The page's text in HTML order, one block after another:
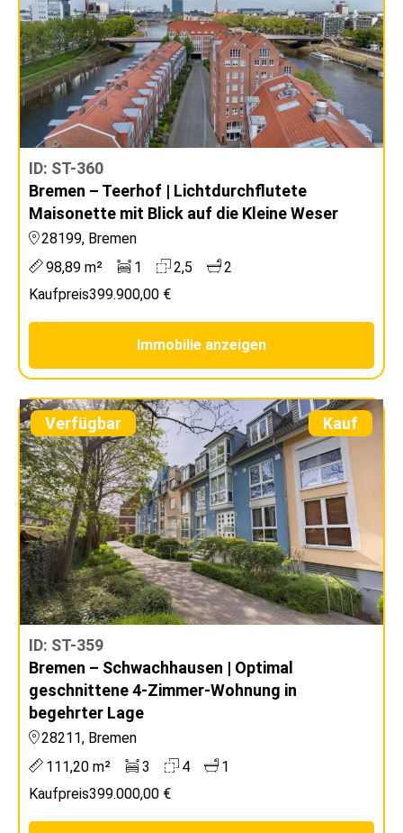
ID: ST-360
Bremen – Teerhof | Lichtdurchflutete
Maisonette mit Blick auf die Kleine Weser
28199, Bremen
98,89 m²
1 2,5
2
Kaufpreis399.900,00 €
Immobilie anzeigen
Verfügbar Kauf
ID: ST-359
Bremen – Schwachhausen | Optimal
geschnittene 4-Zimmer-Wohnung in
begehrter Lage
28211, Bremen
111,20 m²
3 4
1
Kaufpreis399.000,00 €